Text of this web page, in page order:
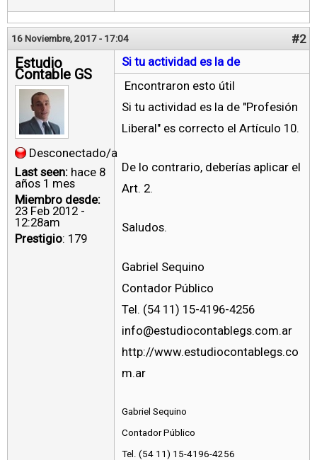
16 Noviembre, 2017 - 17:04 #2
Estudio
Contable GS
Desconectado/a
Last seen: hace 8
años 1 mes
Miembro desde:
23 Feb 2012 -
12:28am
Prestigio: 179
Si tu actividad es la de
Encontraron esto útil
Si tu actividad es la de "Profesión
Liberal" es correcto el Artículo 10.
De lo contrario, deberías aplicar el
Art. 2.
Saludos.
Gabriel Sequino
Contador Público
Tel. (54 11) 15-4196-4256
info@estudiocontablegs.com.ar
http://www.estudiocontablegs.co
m.ar
Gabriel Sequino
Contador Público
Tel. (54 11) 15-4196-4256